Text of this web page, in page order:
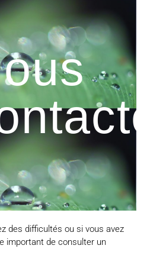
des difficultés ou si vous avez
important de consulter un